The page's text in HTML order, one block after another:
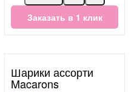
Заказать в 1 клик
Шарики ассорти
Macarons